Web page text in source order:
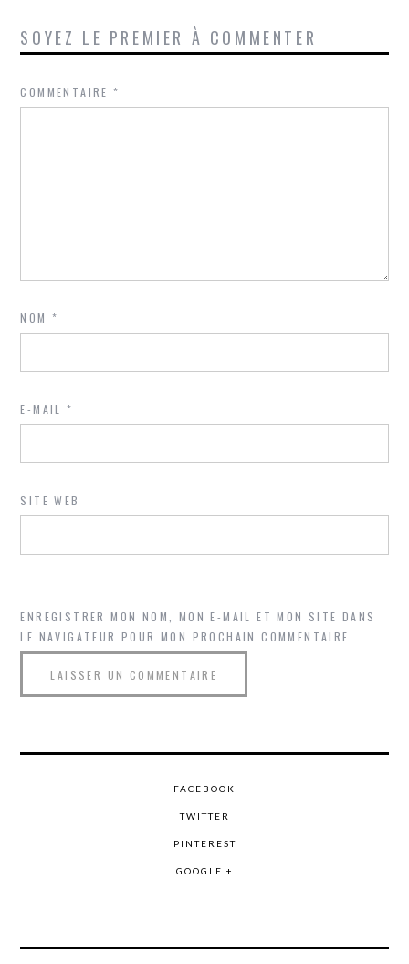
SOYEZ LE PREMIER À COMMENTER
COMMENTAIRE*
NOM*
E-MAIL*
SITE WEB
ENREGISTRER MON NOM, MON E-MAIL ET MON SITE DANS
LE NAVIGATEUR POUR MON PROCHAIN COMMENTAIRE.
FACEBOOK
TWITTER
PINTEREST
GOOGLE +